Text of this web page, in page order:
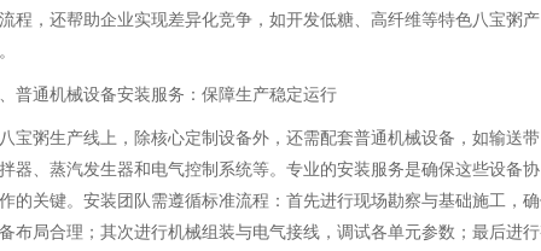
程，还帮助企业实现差异化竞争，如开发低糖、高纤维等特色八宝粥产
普通机械设备安装服务：保障生产稳定运行
宝粥生产线上，除核心定制设备外，还需配套普通机械设备，如输送
器、蒸汽发生器和电气控制系统等。专业的安装服务是确保这些设备
的关键。安装团队需遵循标准流程：首先进行现场勘察与基础施工，
布局合理；其次进行机械组装与电气接线，调试各单元参数；最后进